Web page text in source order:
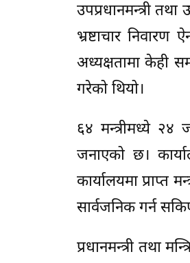
उपप्रधानमन्त्री
भ्रष्टाचार
अध्यक्षतामा केही
गरेको थियो।
६४ मन्त्रीमध्ये २४
जनाएको छ।
कार्यालयमा प्राप्त
सार्वजनिक गर्न
प्रधानमन्त्री तथा